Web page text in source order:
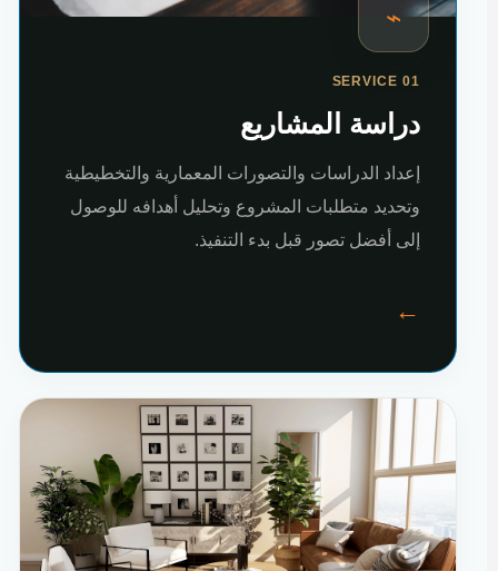
⌁
SERVICE 01
دراسة المشاريع
إعداد الدراسات والتصورات المعمارية والتخطيطية
وتحديد متطلبات المشروع وتحليل أهدافه للوصول
إلى أفضل تصور قبل بدء التنفيذ.
←